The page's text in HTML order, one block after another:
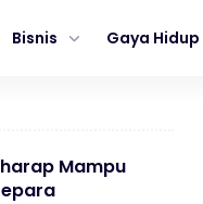
Bisnis Gaya Hidup
Mampu